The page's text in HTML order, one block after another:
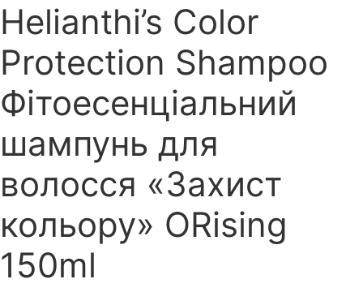
Helianthi’s Color
Protection Shampoo
Фітоесенціальний
шампунь для
волосся «Захист
кольору» ORising
150ml